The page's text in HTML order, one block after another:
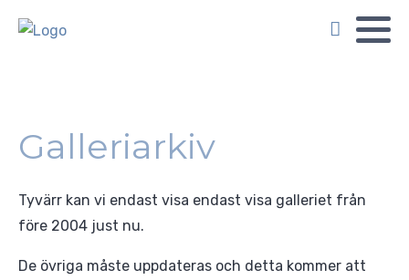
Galleriarkiv
Tyvärr kan vi endast visa endast visa galleriet från
före 2004 just nu.
De övriga måste uppdateras och detta kommer att